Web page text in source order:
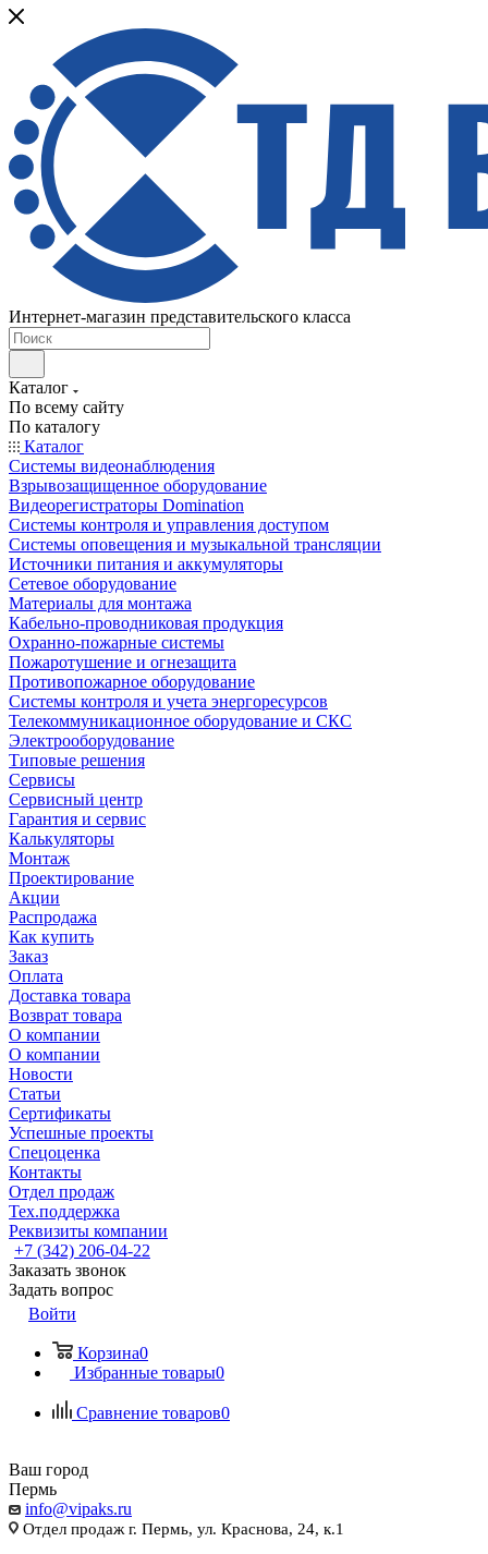
Интернет-магазин представительского класса
Каталог
По всему сайту
По каталогу
Каталог
Системы видеонаблюдения
Взрывозащищенное оборудование
Видеорегистраторы Domination
Системы контроля и управления доступом
Системы оповещения и музыкальной трансляции
Источники питания и аккумуляторы
Сетевое оборудование
Материалы для монтажа
Кабельно-проводниковая продукция
Охранно-пожарные системы
Пожаротушение и огнезащита
Противопожарное оборудование
Системы контроля и учета энергоресурсов
Телекоммуникационное оборудование и СКС
Электрооборудование
Типовые решения
Сервисы
Сервисный центр
Гарантия и сервис
Калькуляторы
Монтаж
Проектирование
Акции
Распродажа
Как купить
Заказ
Оплата
Доставка товара
Возврат товара
О компании
О компании
Новости
Статьи
Сертификаты
Успешные проекты
Спецоценка
Контакты
Отдел продаж
Тех.поддержка
Реквизиты компании
+7 (342) 206-04-22
Заказать звонок
Задать вопрос
Войти
Корзина0
Избранные товары0
Сравнение товаров0
Ваш город
Пермь
info@vipaks.ru
Отдел продаж г. Пермь, ул. Краснова, 24, к.1